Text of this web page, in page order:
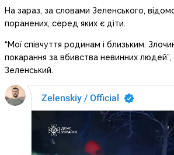
На зараз, за словами Зеленського,
поранених, серед яких є діти.
“Мої співчуття родинам і близьким.
покарання за вбивства невинних людей”,
Зеленський.